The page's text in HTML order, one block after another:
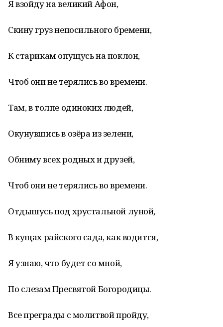
Я взойду на великий Афон,
Скину груз непосильного бремени,
К старикам опущусь на поклон,
Чтоб они не терялись во времени.
Там, в толпе одиноких людей,
Окунувшись в озёра из зелени,
Обниму всех родных и друзей,
Чтоб они не терялись во времени.
Отдышусь под хрустальной луной,
В кущах райского сада, как водится,
Я узнаю, что будет со мной,
По слезам Пресвятой Богородицы.
Все преграды с молитвой пройду,